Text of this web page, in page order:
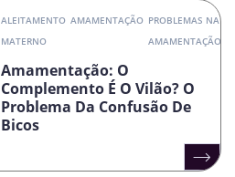
ALEITAMENTO
MATERNO
AMAMENTAÇÃO PROBLEMAS NA
AMAMENTAÇÃO
Amamentação: O
Complemento É O Vilão? O
Problema Da Confusão De
Bicos